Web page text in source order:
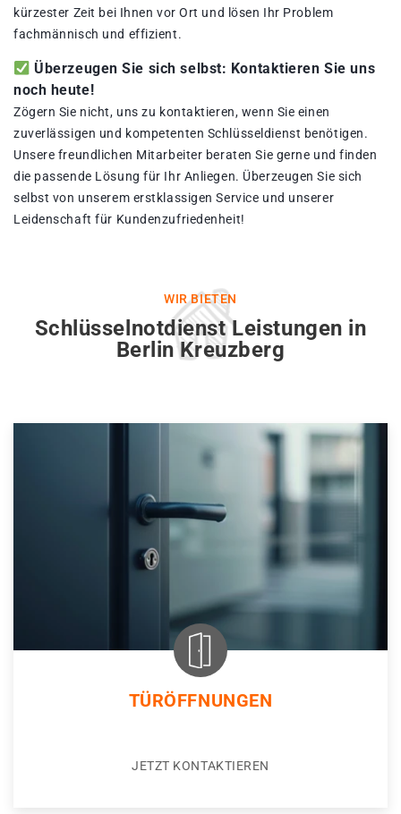
kürzester Zeit bei Ihnen vor Ort und lösen Ihr Problem
fachmännisch und effizient.
Überzeugen Sie sich selbst: Kontaktieren Sie uns
noch heute!
Zögern Sie nicht, uns zu kontaktieren, wenn Sie einen
zuverlässigen und kompetenten Schlüsseldienst benötigen.
Unsere freundlichen Mitarbeiter beraten Sie gerne und finden
die passende Lösung für Ihr Anliegen. Überzeugen Sie sich
selbst von unserem erstklassigen Service und unserer
Leidenschaft für Kundenzufriedenheit!
WIR BIETEN
Schlüsselnotdienst Leistungen in
Berlin Kreuzberg
TÜRÖFFNUNGEN
JETZT KONTAKTIEREN